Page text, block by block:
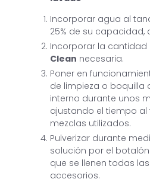
Incorporar agua al
25% de su
Incorporar la cantidad
Clean necesaria.
Poner en
de limpieza o boquilla
interno durante unos
ajustando el tiempo al
mezclas utilizados.
Pulverizar durante
solución por el
que se llenen todas
accesorios.